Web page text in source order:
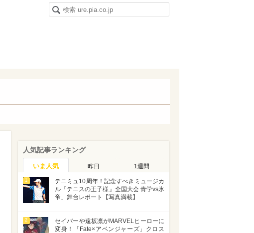
人気記事ランキング
いま人気 昨日 1週間
1
テニミュ10周年！記念すべきミュージカ
ル『テニスの王子様』全国大会 青学vs氷
帝」舞台レポート【写真満載】
2
セイバーや遠坂凛がMARVELヒーローに
変身！「Fate×アベンジャーズ」クロス